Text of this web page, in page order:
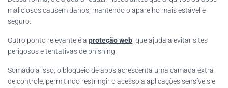
maliciosos causem danos, mantendo o aparelho mais estável e
seguro.
Outro ponto relevante é a proteção web , que ajuda a evitar sites
perigosos e tentativas de phishing.
Somado a isso, o bloqueio de apps acrescenta uma camada extra
de controle, permitindo restringir o acesso a aplicações sensíveis e